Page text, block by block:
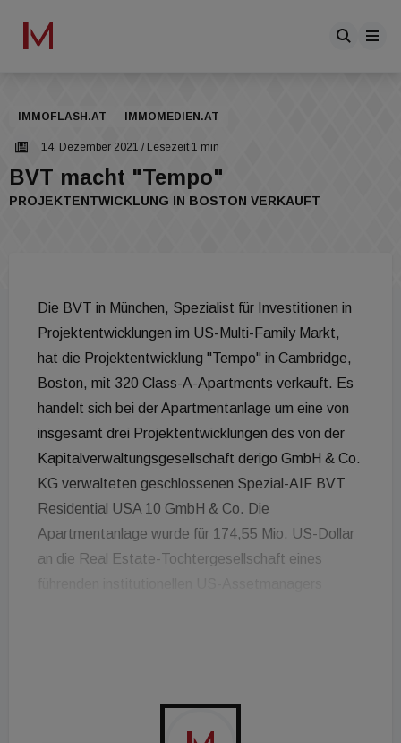
IMMOFLASH.AT IMMOMEDIEN.AT
14. Dezember 2021 / Lesezeit 1 min
BVT macht "Tempo"
PROJEKTENTWICKLUNG IN BOSTON VERKAUFT
Die BVT in München, Spezialist für Investitionen in
Projektentwicklungen im US-Multi-Family Markt,
hat die Projektentwicklung "Tempo" in Cambridge,
Boston, mit 320 Class-A-Apartments verkauft. Es
handelt sich bei der Apartmentanlage um eine von
insgesamt drei Projektentwicklungen des von der
Kapitalverwaltungs­gesellschaft derigo GmbH & Co.
KG verwalteten geschlossenen Spezial-AIF BVT
Residential USA 10 GmbH & Co. Die
Apartmentanlage wurde für 174,55 Mio. US-Dollar
an die Real Estate-Tochtergesellschaft eines
verkehrsgünstig im weithin bekannten Bostoner
Vorort Cambridge, nur drei Haltestellen von der